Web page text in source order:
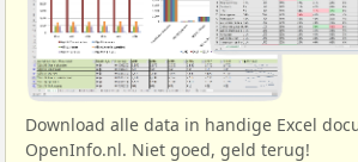
Download alle data in handige Excel
OpenInfo.nl. Niet goed, geld terug!